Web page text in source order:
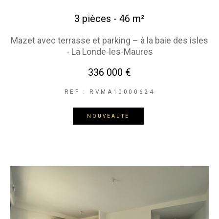
3 pièces - 46 m²
Mazet avec terrasse et parking – à la baie des isles
- La Londe-les-Maures
336 000 €
REF : RVMA10000624
NOUVEAUTÉ